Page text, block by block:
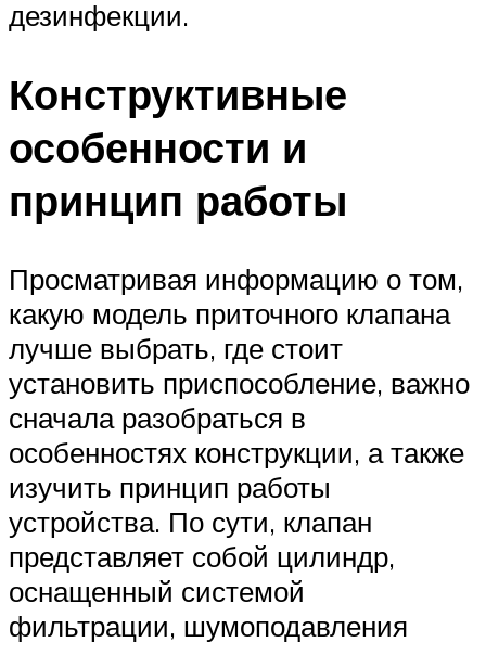
дезинфекции.
Конструктивные
особенности и
принцип работы
Просматривая информацию о том,
какую модель приточного клапана
лучше выбрать, где стоит
установить приспособление, важно
сначала разобраться в
особенностях конструкции, а также
изучить принцип работы
устройства. По сути, клапан
представляет собой цилиндр,
оснащенный системой
фильтрации, шумоподавления